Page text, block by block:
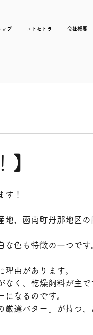
ップ エトセトラ 会社概要
】
す！
地、函南町丹那地区
な色も特徴の一つで
由があります。
く、乾燥飼料が主で
なるのです。
厳選バター」が持つ